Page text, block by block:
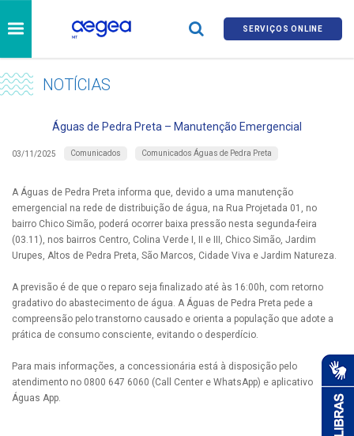
SERVIÇOS ONLINE
NOTÍCIAS
Águas de Pedra Preta – Manutenção Emergencial
03/11/2025 Comunicados Comunicados Águas de Pedra Preta
A Águas de Pedra Preta informa que, devido a uma manutenção
emergencial na rede de distribuição de água, na Rua Projetada 01, no
bairro Chico Simão, poderá ocorrer baixa pressão nesta segunda-feira
(03.11), nos bairros Centro, Colina Verde I, II e III, Chico Simão, Jardim
Urupes, Altos de Pedra Preta, São Marcos, Cidade Viva e Jardim Natureza.​
A previsão é de que o reparo seja finalizado até às 16:00h, com retorno
gradativo do abastecimento de água. A Águas de Pedra Preta pede a
compreensão pelo transtorno causado e orienta a população que adote a
prática de consumo consciente, evitando o desperdício.​
Para mais informações, a concessionária está à disposição pelo
atendimento no 0800 647 6060 (Call Center e WhatsApp) e aplicativo
Águas App.​